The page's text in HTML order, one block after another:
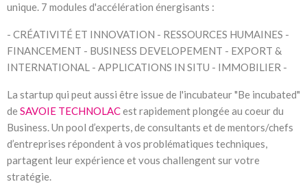
unique. 7 modules d'accélération énergisants :
- CRÉATIVITÉ ET INNOVATION - RESSOURCES HUMAINES -
FINANCEMENT - BUSINESS DEVELOPEMENT - EXPORT &
INTERNATIONAL - APPLICATIONS IN SITU - IMMOBILIER -
La startup qui peut aussi être issue de l'incubateur "Be incubated"
deSAVOIE TECHNOLACest rapidement plongée au coeur du
Business. Un pool d’experts, de consultants et de mentors/chefs
d’entreprises répondent à vos problématiques techniques,
partagent leur expérience et vous challengent sur votre
stratégie.